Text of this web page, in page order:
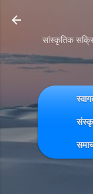
सांस्कृतिक